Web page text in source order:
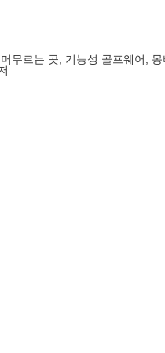
무르는 곳, 기능성 골프웨어, 몽